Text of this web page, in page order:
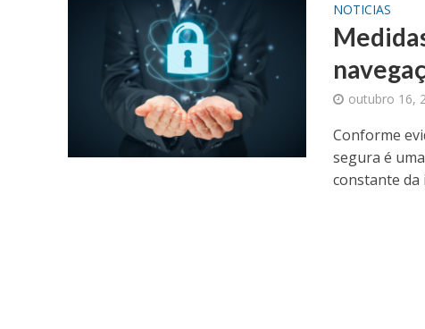
NOTICIAS
outubro 16,
Conforme
segura é
constante da